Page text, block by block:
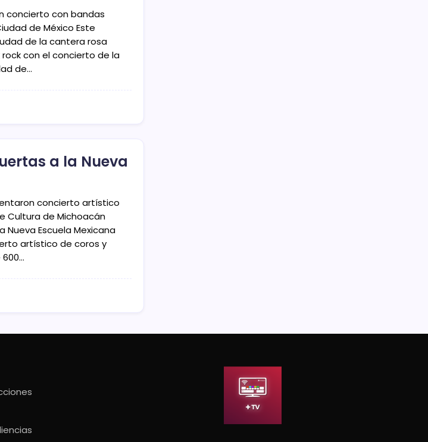
concierto con bandas
de México Este
de la cantera rosa
con el concierto de la
de…
a la Nueva
concierto artístico
Cultura de Michoacán
Nueva Escuela Mexicana
artístico de coros y